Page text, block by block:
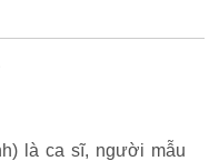
là ca sĩ, người mẫu